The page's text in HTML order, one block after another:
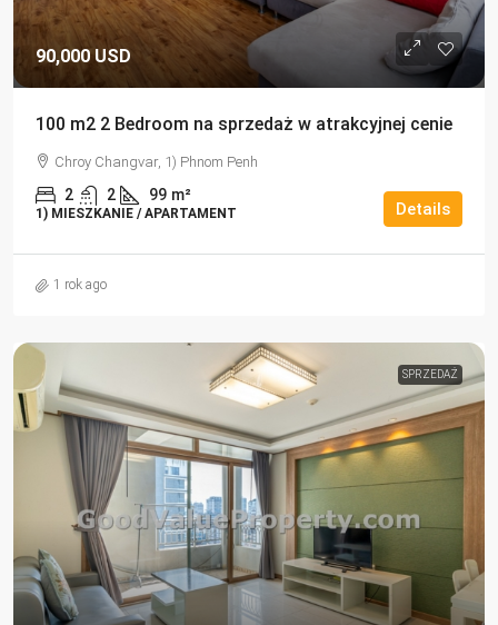
90,000 USD
100 m2 2 Bedroom na sprzedaż w atrakcyjnej cenie
Chroy Changvar, 1) Phnom Penh
2 2 99 m²
1) MIESZKANIE / APARTAMENT Details
1 rok ago
SPRZEDAŻ